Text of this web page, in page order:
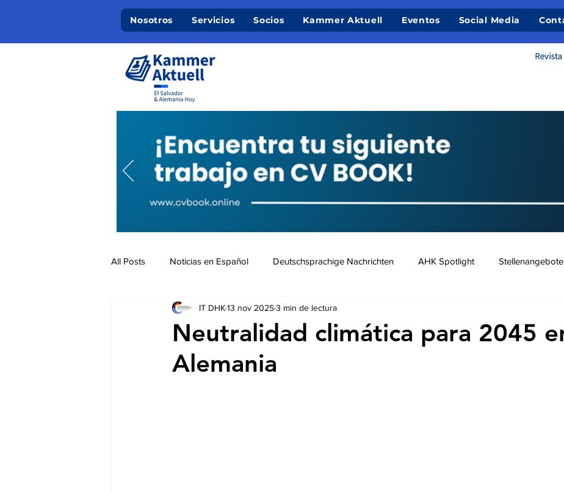
Nosotros Servicios Socios Kammer Aktuell Eventos Social Media
All Posts Noticias en Español Deutschsprachige Nachrichten AHK Spotlight Stellenangebote
Auschreibungen Ausschreibungen
Neutralidad climática para 2045
Alemania
IT DHK13 nov 20253 min de lectura